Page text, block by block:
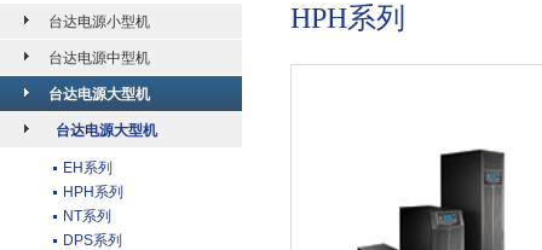
台达电源小型机
台达电源中型机
台达电源大型机
台达电源大型机
EH系列
HPH系列
NT系列
DPS系列
HPH系列